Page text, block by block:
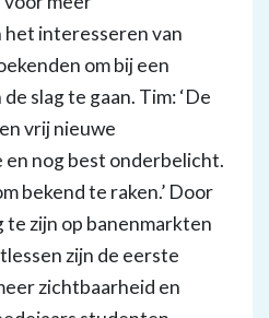
het interesseren van
om bij een
slag te gaan. Tim: ‘De
vrij nieuwe
nog best onderbelicht.
bekend te raken.’ Door
te zijn op banenmarkten
zijn de eerste
zichtbaarheid en